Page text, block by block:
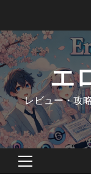
content
エ
レビュー・攻
Primary